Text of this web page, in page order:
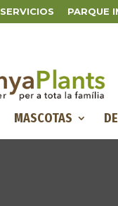
SERVICIOS PARQUE
MASCOTAS